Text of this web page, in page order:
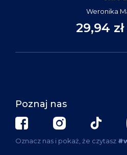
Weronika
29,94 zł
Poznaj nas
Oznacz nas i pokaż, że czytasz